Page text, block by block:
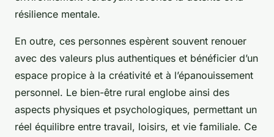
résilience mentale.
En outre, ces personnes espèrent souvent renouer
avec des valeurs plus authentiques et bénéficier d’un
espace propice à la créativité et à l’épanouissement
personnel. Le bien-être rural englobe ainsi des
aspects physiques et psychologiques, permettant un
réel équilibre entre travail, loisirs, et vie familiale. Ce